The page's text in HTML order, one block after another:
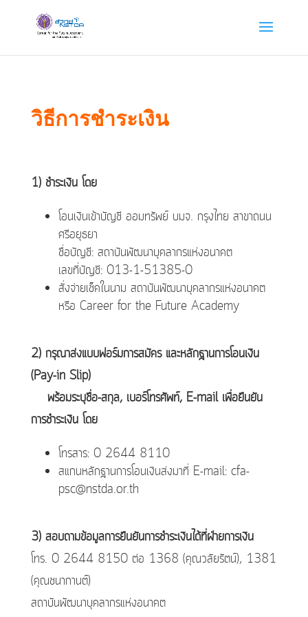
วิธีการชำระเงิน
1) ชำระเงิน โดย
โอนเงินเข้าบัญชี ออมทรัพย์ บมจ. กรุงไทย สาขาถนน
ศรีอยุธยา
ชื่อบัญชี: สถาบันพัฒนาบุคลากรแห่งอนาคต
เลขที่บัญชี: 013-1-51385-0
สั่งจ่ายเช็คในนาม สถาบันพัฒนาบุคลากรแห่งอนาคต
หรือ Career for the Future Academy
2) กรุณาส่งแบบฟอร์มการสมัคร และหลักฐานการโอนเงิน
(Pay-in Slip)
พร้อมระบุชื่อ-สกุล, เบอร์โทรศัพท์, E-mail เพื่อยืนยัน
การชำระเงิน โดย
โทรสาร: 0 2644 8110
สแกนหลักฐานการโอนเงินส่งมาที่ E-mail: cfa-
psc@nstda.or.th
3) สอบถามข้อมูลการยืนยันการชำระเงินได้ที่ฝ่ายการเงิน
โทร. 0 2644 8150 ต่อ 1368 (คุณวลัยรัตน์), 1381
(คุณชนากานต์)
สถาบันพัฒนาบุคลากรแห่งอนาคต